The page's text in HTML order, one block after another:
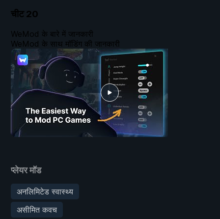
चीट 20
प्लेयर मॉड
अनलिमिटेड स्वास्थ्य
असीमित कवच
WeMod के बारे में जानकारी
WeMod के साथ मॉडिंग की जानकारी